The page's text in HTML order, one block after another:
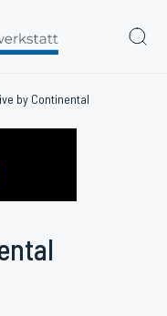
by Continental